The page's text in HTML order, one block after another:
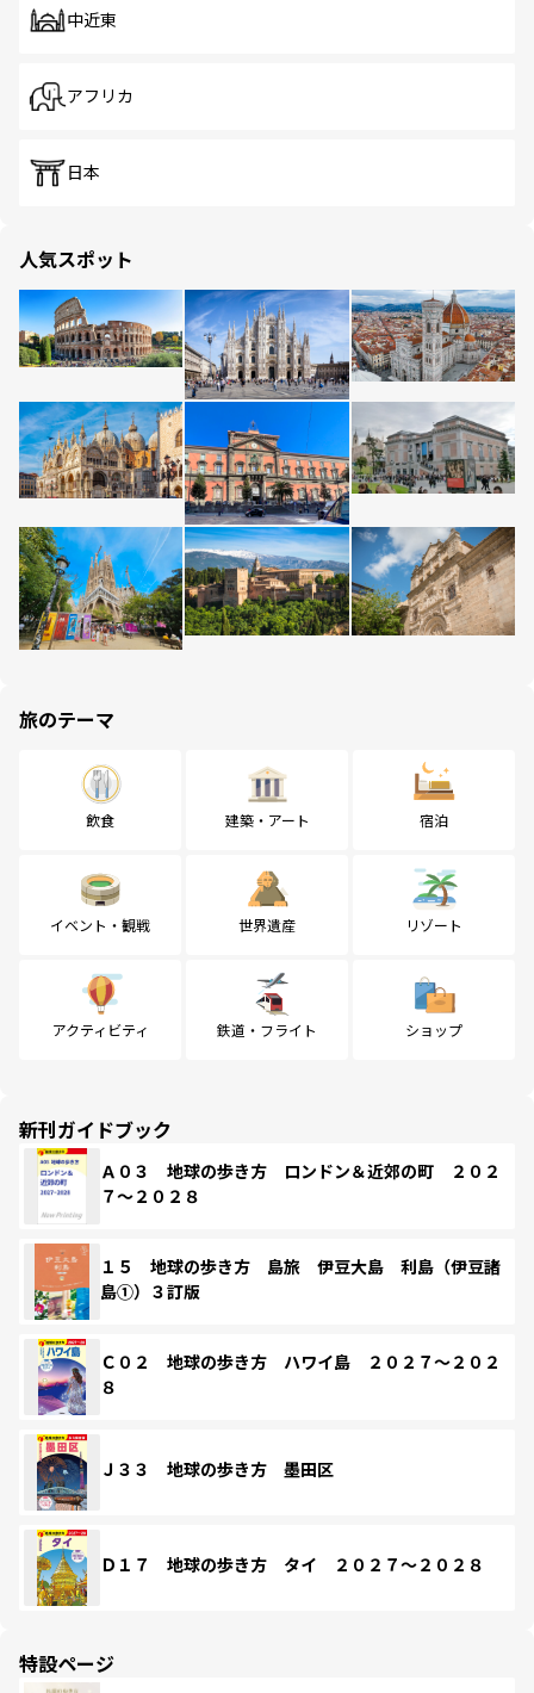
中近東
アフリカ
日本
人気スポット
旅のテーマ
飲食 建築・アート 宿泊
イベント・観戦 世界遺産 リゾート
アクティビティ 鉄道・フライト ショップ
新刊ガイドブック
Ａ０３ 地球の歩き方 ロンドン＆近郊の町 ２０２
７～２０２８
１５ 地球の歩き方 島旅 伊豆大島 利島（伊豆諸
島①）３訂版
Ｃ０２ 地球の歩き方 ハワイ島 ２０２７～２０２
８
Ｊ３３ 地球の歩き方 墨田区
Ｄ１７ 地球の歩き方 タイ ２０２７～２０２８
特設ページ